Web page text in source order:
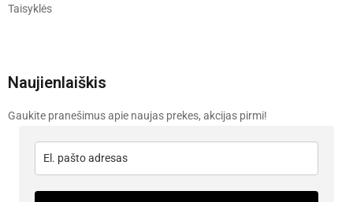
Taisyklės
Naujienlaiškis
Gaukite pranešimus apie naujas prekes, akcijas pirmi!